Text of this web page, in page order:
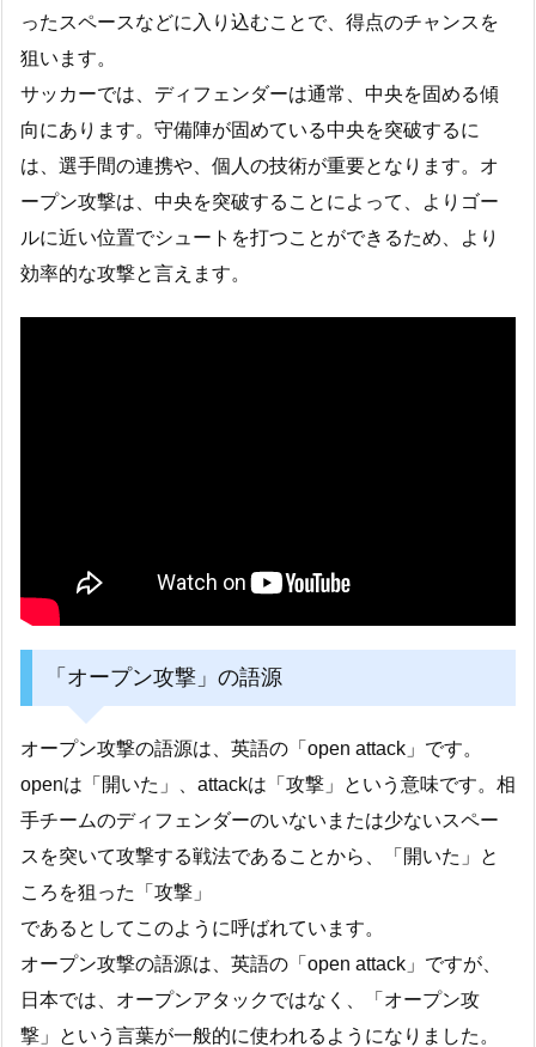
ったスペースなどに入り込むことで、得点のチャンスを
狙います。
サッカーでは、ディフェンダーは通常、中央を固める傾
向にあります。守備陣が固めている中央を突破するに
は、選手間の連携や、個人の技術が重要となります。オ
ープン攻撃は、中央を突破することによって、よりゴー
ルに近い位置でシュートを打つことができるため、より
効率的な攻撃と言えます。
「オープン攻撃」の語源
オープン攻撃の語源は、英語の「open attack」です。
openは「開いた」、attackは「攻撃」という意味です。相
手チームのディフェンダーのいないまたは少ないスペー
スを突いて攻撃する戦法であることから、「開いた」と
ころを狙った「攻撃」
であるとしてこのように呼ばれています。
オープン攻撃の語源は、英語の「open attack」ですが、
日本では、オープンアタックではなく、「オープン攻
撃」という言葉が一般的に使われるようになりました。